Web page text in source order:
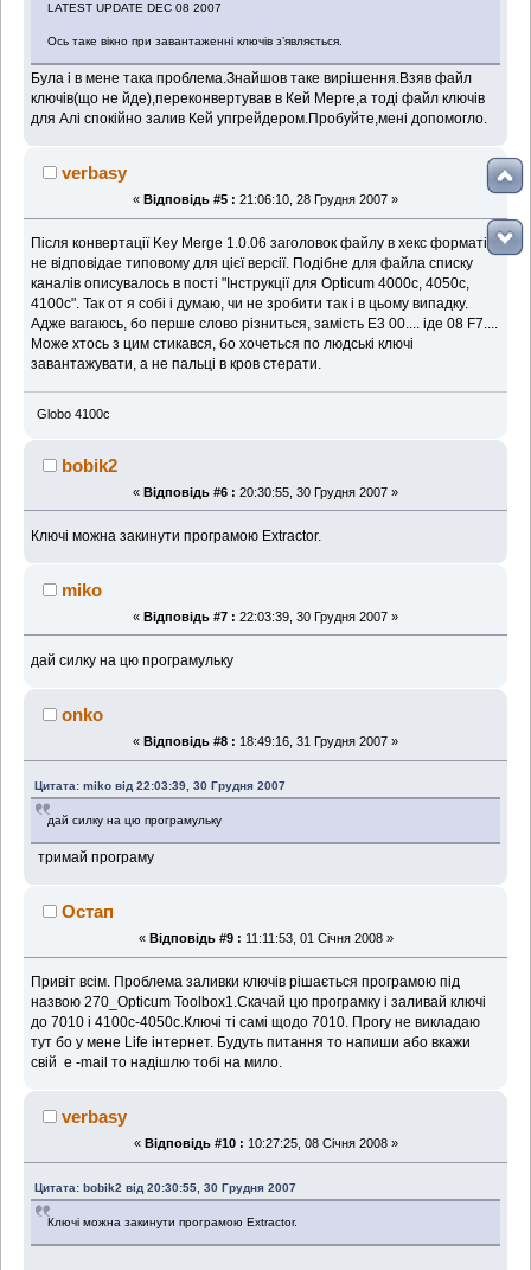
LATEST UPDATE DEC 08 2007
Ось таке вікно при завантаженні ключів з’являється.
Була і в мене така проблема.Знайшов таке вирішення.Взяв файл
ключів(що не йде),переконвертував в Кей Мерге,а тоді файл ключів
для Алі спокійно залив Кей упгрейдером.Пробуйте,мені допомогло.
verbasy
« Відповідь #5 : 21:06:10, 28 Грудня 2007 »
Після конвертації Key Merge 1.0.06 заголовок файлу в хекс форматі
не відповідае типовому для цієї версії. Подібне для файла списку
каналів описувалось в пості "Інструкції для Opticum 4000c, 4050c,
4100c". Так от я собі і думаю, чи не зробити так і в цьому випадку.
Адже вагаюсь, бо перше слово різниться, замість E3 00.... іде 08 F7....
Може хтось з цим стикався, бо хочеться по людські ключі
завантажувати, а не пальці в кров стерати.
Globo 4100c
bobik2
« Відповідь #6 : 20:30:55, 30 Грудня 2007 »
Ключі можна закинути програмою Extractor.
miko
« Відповідь #7 : 22:03:39, 30 Грудня 2007 »
дай силку на цю програмульку
onko
« Відповідь #8 : 18:49:16, 31 Грудня 2007 »
Цитата: miko від 22:03:39, 30 Грудня 2007
дай силку на цю програмульку
тримай програму
Остап
« Відповідь #9 : 11:11:53, 01 Січня 2008 »
Привіт всім. Проблема заливки ключів рішається програмою під
назвою 270_Opticum Toolbox1.Скачай цю програмку і заливай ключі
до 7010 і 4100с-4050с.Ключі ті самі щодо 7010. Прогу не викладаю
тут бо у мене Life інтернет. Будуть питання то напиши або вкажи
свій e -mail то надішлю тобі на мило.
verbasy
« Відповідь #10 : 10:27:25, 08 Січня 2008 »
Цитата: bobik2 від 20:30:55, 30 Грудня 2007
Ключі можна закинути програмою Extractor.